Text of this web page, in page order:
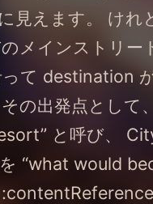
見えます。 けれ
のメインストリ
って destination
の出発点として
と呼び、
“what would